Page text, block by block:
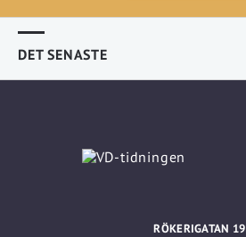
DET SENASTE
RÖKERIGATAN 19